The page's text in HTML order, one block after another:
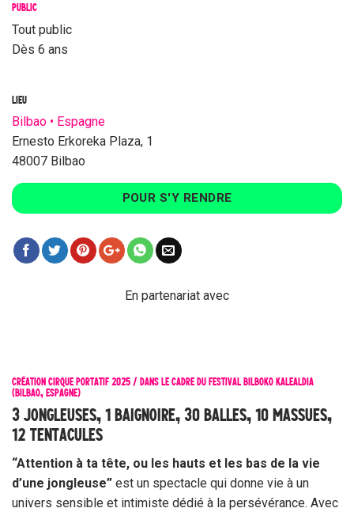
PUBLIC
Tout public
Dès 6 ans
LIEU
Bilbao • Espagne
Ernesto Erkoreka Plaza, 1
48007 Bilbao
POUR S'Y RENDRE
En partenariat avec
CRÉATION CIRQUE PORTATIF 2025 / DANS LE CADRE DU FESTIVAL BILBOKO KALEALDIA
(BILBAO, ESPAGNE)
3 JONGLEUSES, 1 BAIGNOIRE, 30 BALLES, 10 MASSUES,
12 TENTACULES
“Attention à ta tête, ou les hauts et les bas de la vie
d’une jongleuse” est un spectacle qui donne vie à un
univers sensible et intimiste dédié à la persévérance. Avec